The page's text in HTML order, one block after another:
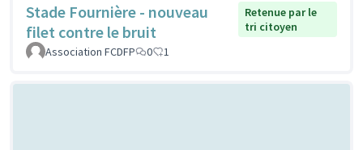
Stade Fournière - nouveau
filet contre le bruit
Retenue par le
tri citoyen
Association FCDFP
0 1